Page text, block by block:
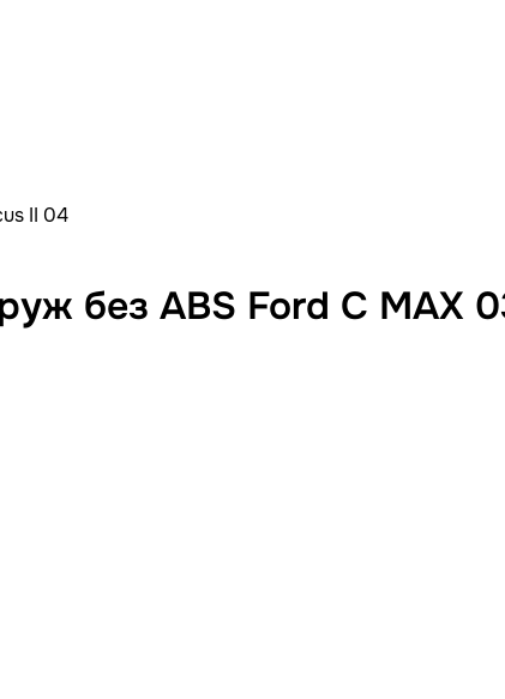
II 04
без ABS Ford C MAX